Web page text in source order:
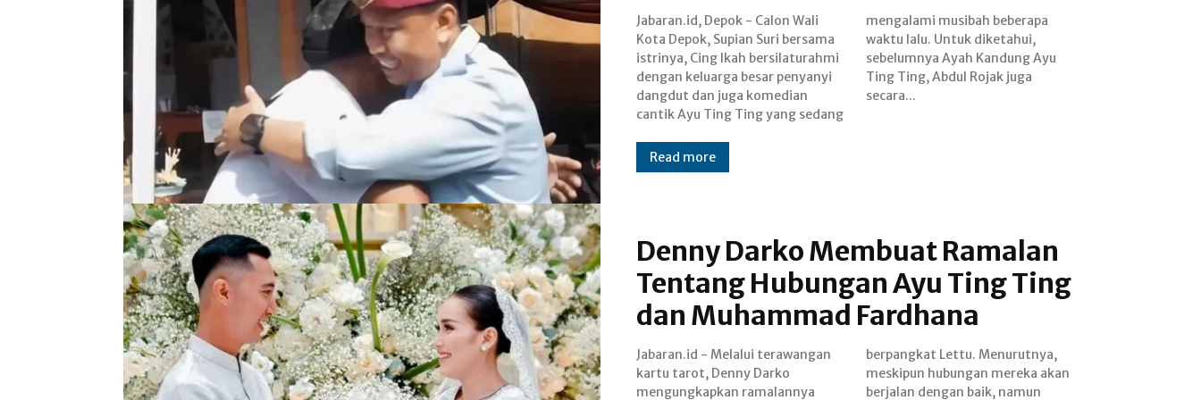
Jabaran.id, Depok - Calon Wali
Kota Depok, Supian Suri bersama
istrinya, Cing Ikah bersilaturahmi
dengan keluarga besar penyanyi
dangdut dan juga komedian
cantik Ayu Ting Ting yang sedang
mengalami musibah beberapa
waktu lalu. Untuk diketahui,
sebelumnya Ayah Kandung Ayu
Ting Ting, Abdul Rojak juga
secara...
Read more
Denny Darko Membuat Ramalan
Tentang Hubungan Ayu Ting Ting
dan Muhammad Fardhana
Jabaran.id - Melalui terawangan
kartu tarot, Denny Darko
mengungkapkan ramalannya
berpangkat Lettu. Menurutnya,
meskipun hubungan mereka akan
berjalan dengan baik, namun